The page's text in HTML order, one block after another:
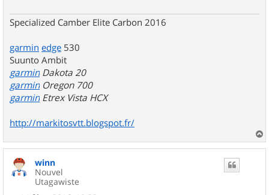
Specialized Camber Elite Carbon 2016
garmin edge 530
Suunto Ambit
garmin Dakota 20
garmin Oregon 700
garmin Etrex Vista HCX
http://markitosvtt.blogspot.fr/
a
winn
Nouvel
Utagawiste